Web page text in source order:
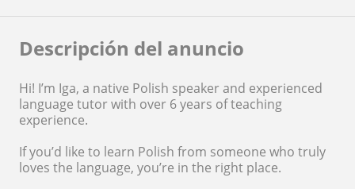
Descripción del anuncio
Hi! I’m Iga, a native Polish speaker and experienced
language tutor with over 6 years of teaching
experience.
If you’d like to learn Polish from someone who truly
loves the language, you’re in the right place.